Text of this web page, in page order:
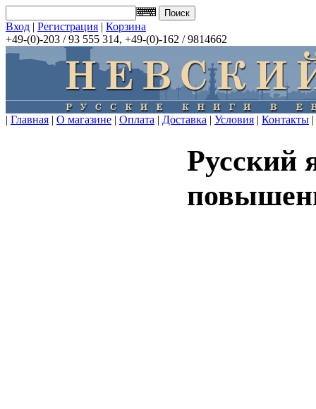
Вход | Регистрация | Корзина
+49-(0)-203 / 93 555 314, +49-(0)-162 / 9814662
| Главная | О магазине | Оплата | Доставка | Условия | Контакты |
Русский